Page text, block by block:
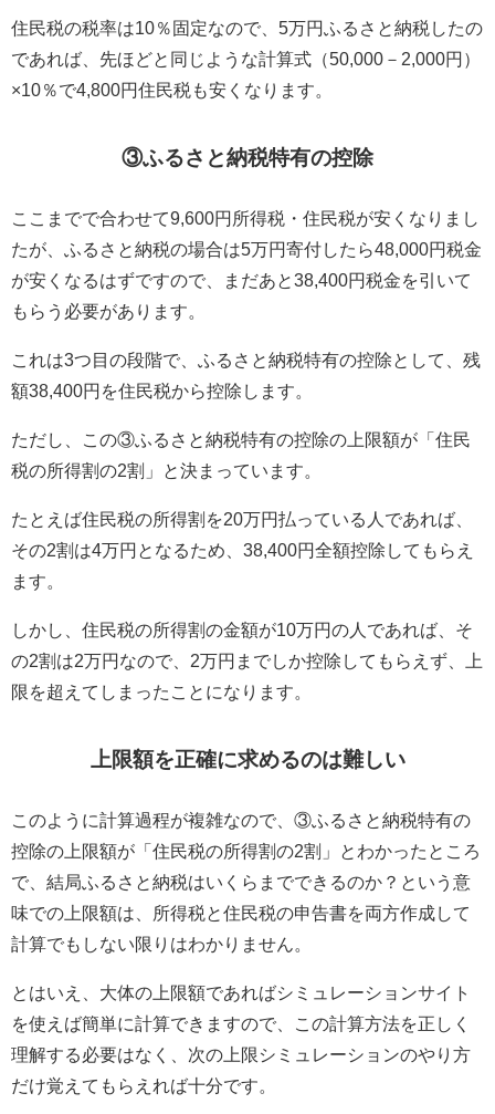
住民税の税率は10％固定なので、5万円ふるさと納税したの
であれば、先ほどと同じような計算式（50,000－2,000円）
×10％で4,800円住民税も安くなります。
③ふるさと納税特有の控除
ここまでで合わせて9,600円所得税・住民税が安くなりまし
たが、ふるさと納税の場合は5万円寄付したら48,000円税金
が安くなるはずですので、まだあと38,400円税金を引いて
もらう必要があります。
これは3つ目の段階で、ふるさと納税特有の控除として、残
額38,400円を住民税から控除します。
ただし、この③ふるさと納税特有の控除の上限額が「住民
税の所得割の2割」と決まっています。
たとえば住民税の所得割を20万円払っている人であれば、
その2割は4万円となるため、38,400円全額控除してもらえ
ます。
しかし、住民税の所得割の金額が10万円の人であれば、そ
の2割は2万円なので、2万円までしか控除してもらえず、上
限を超えてしまったことになります。
上限額を正確に求めるのは難しい
このように計算過程が複雑なので、③ふるさと納税特有の
控除の上限額が「住民税の所得割の2割」とわかったところ
で、結局ふるさと納税はいくらまでできるのか？という意
味での上限額は、所得税と住民税の申告書を両方作成して
計算でもしない限りはわかりません。
とはいえ、大体の上限額であればシミュレーションサイト
を使えば簡単に計算できますので、この計算方法を正しく
理解する必要はなく、次の上限シミュレーションのやり方
だけ覚えてもらえれば十分です。